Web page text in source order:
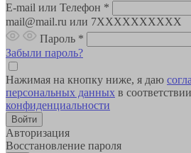
E-mail или Телефон *
mail@mail.ru или 7XXXXXXXXXX
Пароль *
Забыли пароль?
Нажимая на кнопку ниже, я даю
персональных данных в
конфиденциальности
Авторизация
Восстановление пароля